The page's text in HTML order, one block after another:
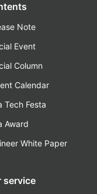
Note
Event
Column
Calendar
Tech Festa
Award
White Paper
service